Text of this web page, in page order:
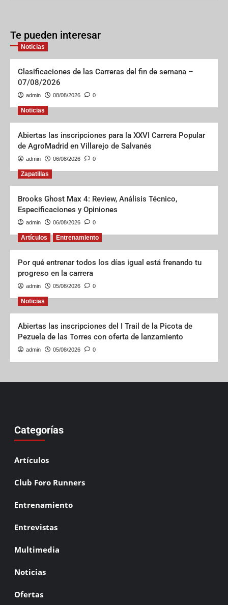
Te pueden interesar
Noticias
Clasificaciones de las Carreras del fin de semana –
07/08/2026
admin 08/08/2026 0
Noticias
Abiertas las inscripciones para la XXVI Carrera Popular
de AgroMadrid en Villarejo de Salvanés
admin 06/08/2026 0
Zapatillas
Brooks Ghost Max 4: Review, Análisis Técnico,
Especificaciones y Opiniones
admin 06/08/2026 0
Artículos Entrenamiento
Por qué entrenar todos los días igual está frenando tu
progreso en la carrera
admin 05/08/2026 0
Noticias
Abiertas las inscripciones del I Trail de la Picota de
Pezuela de las Torres con oferta de lanzamiento
admin 05/08/2026 0
Categorías
Artículos
Club Foro Runners
Entrenamiento
Entrevistas
Multimedia
Noticias
Ofertas